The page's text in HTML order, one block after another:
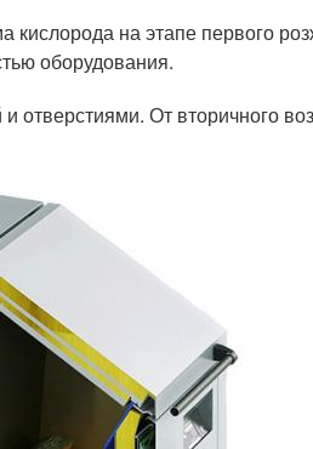
кислорода на этапе первого
оборудования.
отверстиями. От вторичного